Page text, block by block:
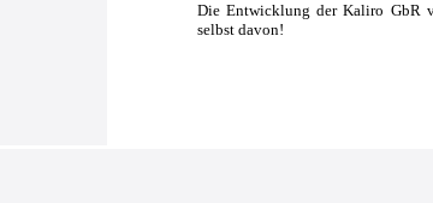
Die Entwicklung der Kaliro GbR
selbst davon!